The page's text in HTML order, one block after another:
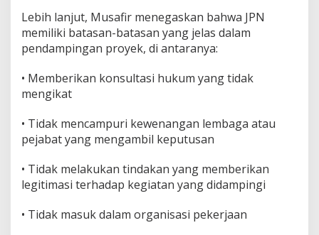
d
a
m
p
n
n
r
y
e
W
i
Lebih lanjut, Musafir menegaskan bahwa JPN
memiliki batasan-batasan yang jelas dalam
pendampingan proyek, di antaranya:
• Memberikan konsultasi hukum yang tidak
mengikat
• Tidak mencampuri kewenangan lembaga atau
pejabat yang mengambil keputusan
• Tidak melakukan tindakan yang memberikan
legitimasi terhadap kegiatan yang didampingi
• Tidak masuk dalam organisasi pekerjaan